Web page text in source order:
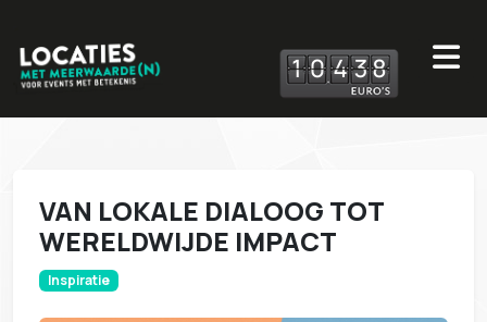
10 438
VAN LOKALE DIALOOG TOT
WERELDWIJDE IMPACT
Inspiratie